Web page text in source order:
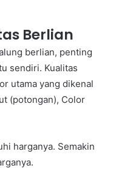
Berlian
berlian, penting
sendiri. Kualitas
utama yang dikenal
(potongan), Color
harganya. Semakin